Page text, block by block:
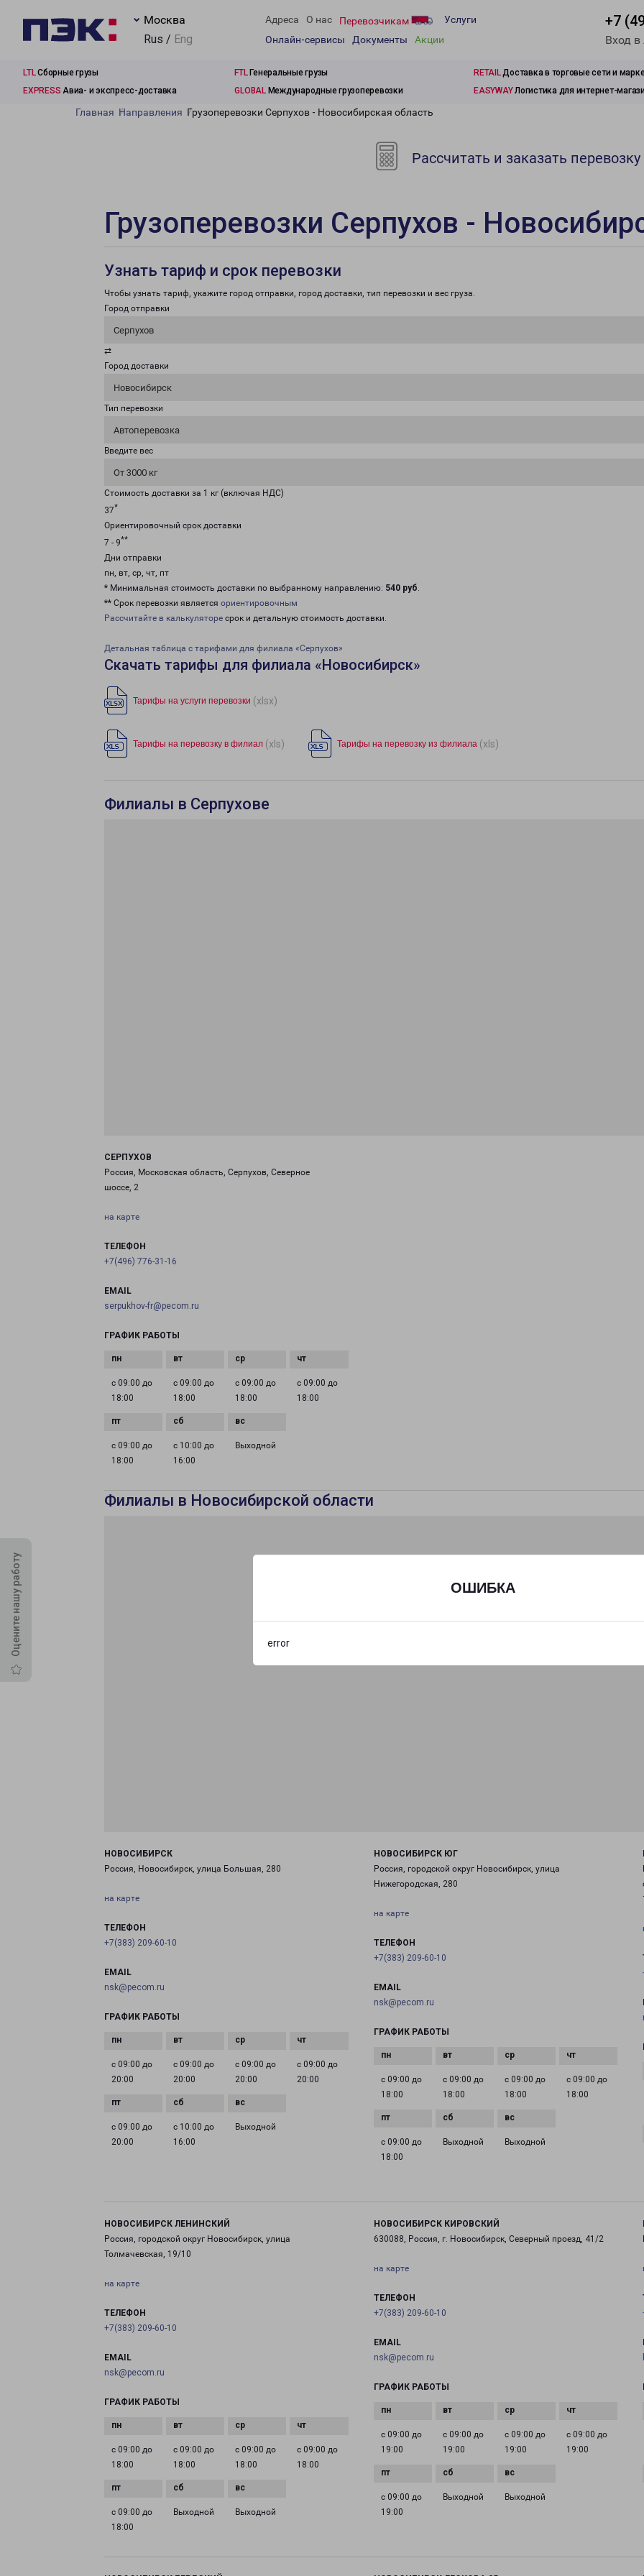
ОШИБКА
error
Москва
Rus / Eng
Адреса О нас Перевозчикам
Услуги
Онлайн-сервисы
Документы Акции
+7
Вход
LTLСборные грузы FTLГенеральные грузы RETAILДоставка в торговые сети и
EXPRESS Авиа- и экспресс-доставка GLOBALМеждународные грузоперевозки EASYWAYЛогистика для интернет-
Оцените нашу работу
Главная Направления Грузоперевозки Серпухов - Новосибирская область
Рассчитать и заказать перевозку
Грузоперевозки Серпухов -
Узнать тариф и срок перевозки
Чтобы узнать тариф, укажите город отправки, город доставки, тип перевозки и вес груза.
Город отправки
Серпухов
⇄
Город доставки
Новосибирск
Тип перевозки
Автоперевозка
Введите вес
От 3000 кг
Стоимость доставки за 1 кг (включая НДС)
37*
Ориентировочный срок доставки
7 - 9**
Дни отправки
пн, вт, ср, чт, пт
* Минимальная стоимость доставки по выбранному направлению: 540 руб.
** Срок перевозки является ориентировочным
Рассчитайте в калькуляторе срок и детальную стоимость доставки.
Детальная таблица с тарифами для филиала «Серпухов»
Скачать тарифы для филиала «Новосибирск»
Тарифы на услуги перевозки (xlsx)
Тарифы на перевозку в филиал (xls) Тарифы на перевозку из филиала (xls)
Филиалы в Серпухове
СЕРПУХОВ
Россия, Московская область, Серпухов, Северное
шоссе, 2
на карте
ТЕЛЕФОН
+7(496) 776-31-16
EMAIL
serpukhov-fr@pecom.ru
ГРАФИК РАБОТЫ
с 09:00 до
18:00
с 09:00 до
18:00
с 09:00 до
18:00
с 09:00 до
18:00
с 09:00 до
18:00
с 10:00 до
16:00
Выходной
Филиалы в Новосибирской области
НОВОСИБИРСК
Россия, Новосибирск, улица Большая, 280
на карте
ТЕЛЕФОН
+7(383) 209-60-10
EMAIL
nsk@pecom.ru
ГРАФИК РАБОТЫ
с 09:00 до
20:00
с 09:00 до
20:00
с 09:00 до
20:00
с 09:00 до
20:00
с 09:00 до
20:00
с 10:00 до
16:00
Выходной
НОВОСИБИРСК ЮГ
Россия, городской округ Новосибирск, улица
Нижегородская, 280
на карте
ТЕЛЕФОН
+7(383) 209-60-10
EMAIL
nsk@pecom.ru
ГРАФИК РАБОТЫ
с 09:00 до
18:00
с 09:00 до
18:00
с 09:00 до
18:00
с 09:00 до
18:00
с 09:00 до
18:00
Выходной Выходной
НОВОСИБИРСК ЛЕНИНСКИЙ
Россия, городской округ Новосибирск, улица
Толмачевская, 19/10
на карте
ТЕЛЕФОН
+7(383) 209-60-10
EMAIL
nsk@pecom.ru
ГРАФИК РАБОТЫ
с 09:00 до
18:00
с 09:00 до
18:00
с 09:00 до
18:00
с 09:00 до
18:00
с 09:00 до
18:00
Выходной Выходной
НОВОСИБИРСК КИРОВСКИЙ
630088, Россия, г. Новосибирск, Северный проезд, 41/2
на карте
ТЕЛЕФОН
+7(383) 209-60-10
EMAIL
nsk@pecom.ru
ГРАФИК РАБОТЫ
с 09:00 до
19:00
с 09:00 до
19:00
с 09:00 до
19:00
с 09:00 до
19:00
с 09:00 до
19:00
Выходной Выходной